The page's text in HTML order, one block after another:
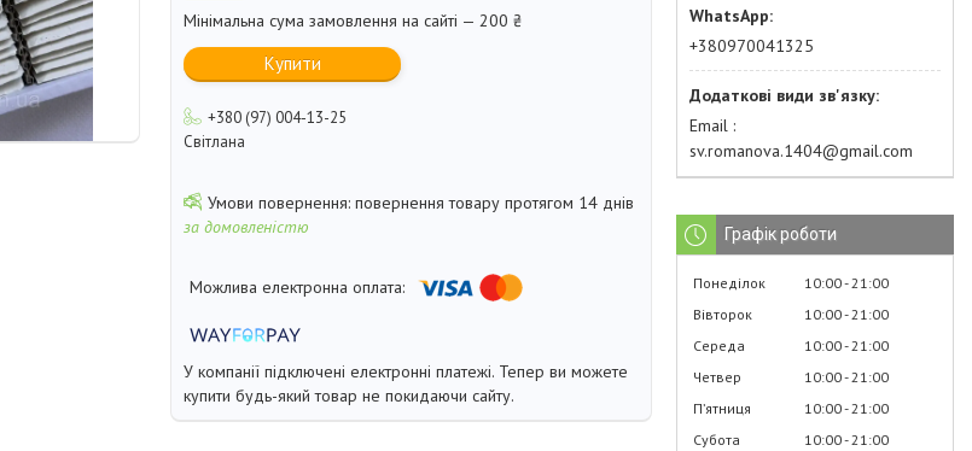
Мінімальна сума замовлення на сайті — 200 ₴
Купити
+380 (97) 004-13-25
Світлана
повернення товару протягом 14 днів
за домовленістю
У компанії підключені електронні платежі. Тепер ви можете
купити будь-який товар не покидаючи сайту.
+380970041325
Email
sv.romanova.1404@gmail.com
Графік роботи
Понеділок 10:00 21:00
Вівторок
10:00 21:00
Середа
10:00 21:00
Четвер
10:00 21:00
Пʼятниця
10:00 21:00
Субота
10:00 21:00